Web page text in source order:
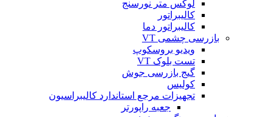
لوکس متر نورسنج
کالیبراتور
کالیبراتور دما
بازرسی چشمی VT
ویدیو بروسکوپ
تست بلوک VT
گیج بازرسی جوش
کولیس
تجهیزات مرجع استاندارد کالیبراسیون
جعبه راپورتر